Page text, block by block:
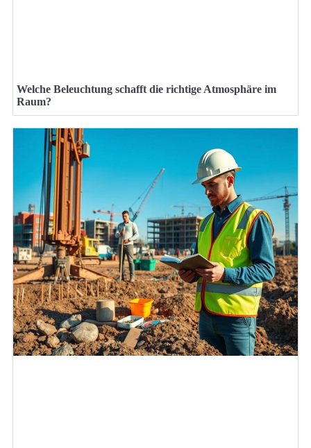
Welche Beleuchtung schafft die richtige Atmosphäre im
Raum?